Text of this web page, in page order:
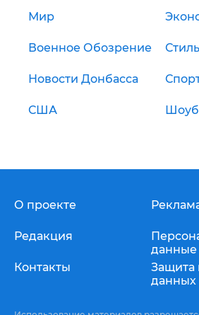
Мир
Военное Обозрение Стиль
Новости Донбасса
США
О проекте
Редакция
Контакты
данные
Защита
данных